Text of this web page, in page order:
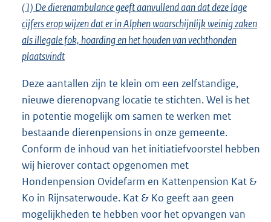
(1) De dierenambulance geeft aanvullend aan dat deze lage
cijfers erop wijzen dat er in Alphen waarschijnlijk weinig zaken
als illegale fok, hoarding en het houden van vechthonden
plaatsvindt
Deze aantallen zijn te klein om een zelfstandige,
nieuwe dierenopvang locatie te stichten. Wel is het
in potentie mogelijk om samen te werken met
bestaande dierenpensions in onze gemeente.
Conform de inhoud van het initiatiefvoorstel hebben
wij hierover contact opgenomen met
Hondenpension Ovidefarm en Kattenpension Kat &
Ko in Rijnsaterwoude. Kat & Ko geeft aan geen
mogelijkheden te hebben voor het opvangen van